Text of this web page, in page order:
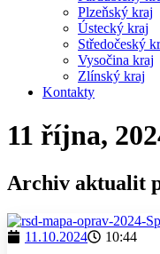
Plzeňský kraj
Ústecký kraj
Středočeský
Vysočina kraj
Zlínský kraj
Kontakty
11 října,
Archiv aktualit
11.10.2024 10:44